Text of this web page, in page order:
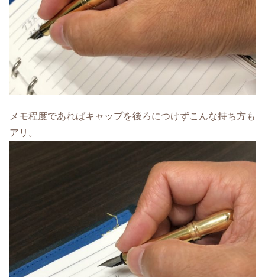
メモ程度であればキャップを後ろにつけずこんな持ち方も
アリ。